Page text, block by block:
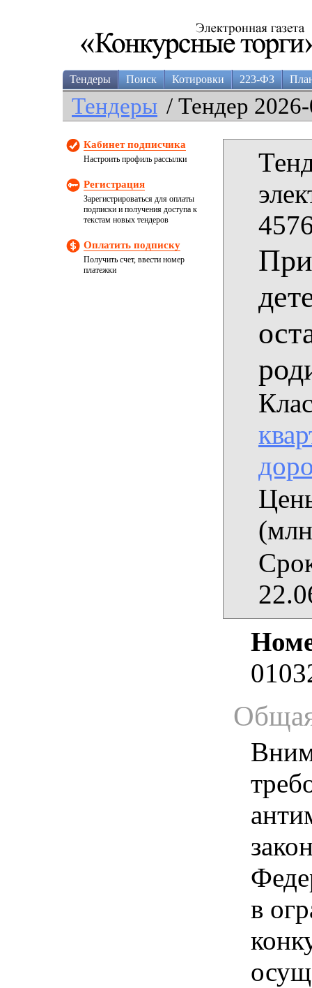
Тендеры Поиск Котировки 223-ФЗ
Тендеры / Тендер
Кабинет подписчика
Настроить профиль рассылки
Регистрация
Зарегистрироваться для оплаты
подписки и получения доступа к
текстам новых тендеров
Оплатить подписку
Получить счет, ввести номер
платежки
в